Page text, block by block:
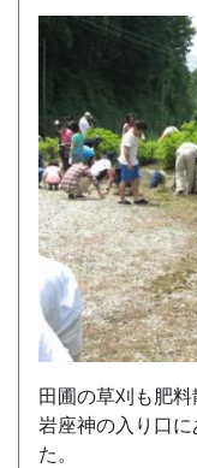
田圃の草刈も肥料
岩座神の入り口
た。